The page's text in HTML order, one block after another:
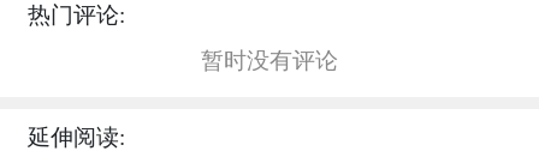
热门评论:
暂时没有评论
延伸阅读: